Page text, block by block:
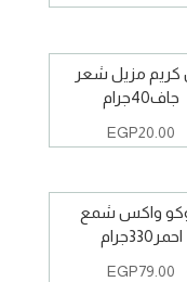
كريم مزيل شعر
جاف40جرام
EGP20.00
واكس شمع
احمر330جرام
EGP79.00